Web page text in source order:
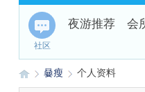
社区
夜游推荐 会
嘦瘦 个人资料